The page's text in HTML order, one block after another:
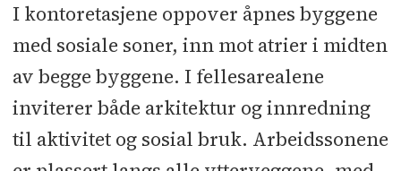
I kontoretasjene oppover åpnes byggene
med sosiale soner, inn mot atrier i midten
av begge byggene. I fellesarealene
inviterer både arkitektur og innredning
til aktivitet og sosial bruk. Arbeidssonene